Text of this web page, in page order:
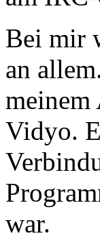
Bei mir
an
meinem
Vidyo.
war.